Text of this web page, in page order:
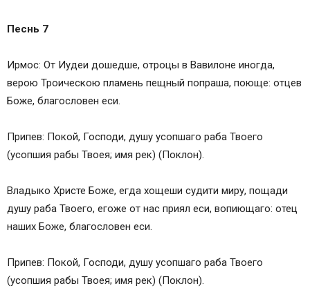
Песнь 7
Ирмос: От Иудеи дошедше, отроцы в Вавилоне иногда,
верою Троическою пламень пещный попраша, поюще: отцев
Боже, благословен еси.
Припев: Покой, Господи, душу усопшаго раба Твоего
(усопшия рабы Твоея; имя рек) (Поклон).
Владыко Христе Боже, егда хощеши судити миру, пощади
душу раба Твоего, егоже от нас приял еси, вопиющаго: отец
наших Боже, благословен еси.
Припев: Покой, Господи, душу усопшаго раба Твоего
(усопшия рабы Твоея; имя рек) (Поклон).